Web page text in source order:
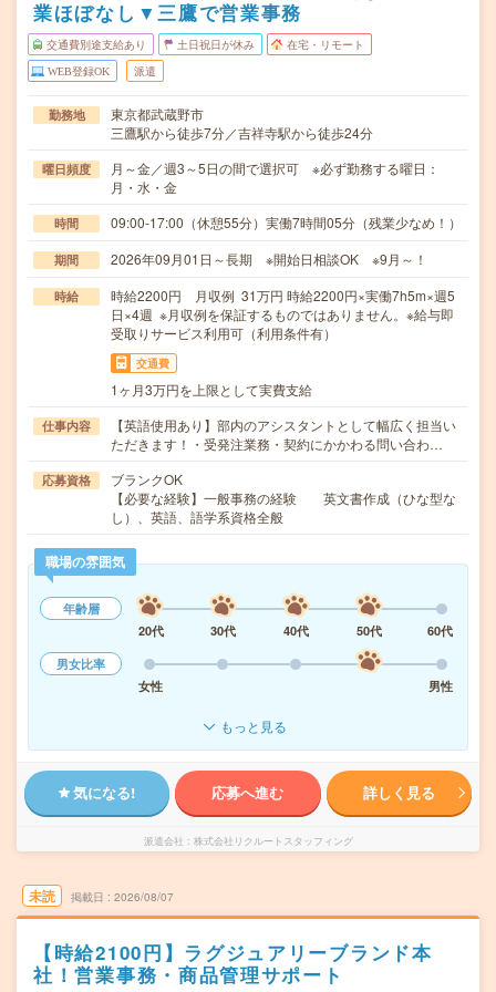
業ほぼなし▼三鷹で営業事務
交通費別途支給あり 土日祝日が休み 在宅・リモート
WEB登録OK 派遣
勤務地
東京都武蔵野市
三鷹駅から徒歩7分／吉祥寺駅から徒歩24分
曜日頻度
月～金／週3～5日の間で選択可 ※必ず勤務する曜日：
月・水・金
時間 09:00-17:00（休憩55分）実働7時間05分（残業少なめ！）
期間 2026年09月01日～長期 ※開始日相談OK ※9月～！
時給
時給2200円 月収例 31万円 時給2200円×実働7h5m×週5
日×4週 ※月収例を保証するものではありません。※給与即
受取りサービス利用可（利用条件有）
交通費
1ヶ月3万円を上限として実費支給
仕事内容
【英語使用あり】部内のアシスタントとして幅広く担当い
ただきます！・受発注業務・契約にかかわる問い合わ…
応募資格
ブランクOK
【必要な経験】一般事務の経験 英文書作成（ひな型な
し）、英語、語学系資格全般
職場の雰囲気
年齢層
20代
30代 40代 50代
60代
男女比率
女性
男性
もっと見る
気になる! 応募へ進む 詳しく見る
派遣会社 株式会社リクルートスタッフィング
未読 掲載日 2026/08/07
【時給2100円】ラグジュアリーブランド本
社！営業事務・商品管理サポート